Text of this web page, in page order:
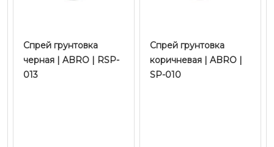
Спрей грунтовка
черная | ABRO | RSP-
013
Спрей грунтовка
коричневая | ABRO |
SP-010